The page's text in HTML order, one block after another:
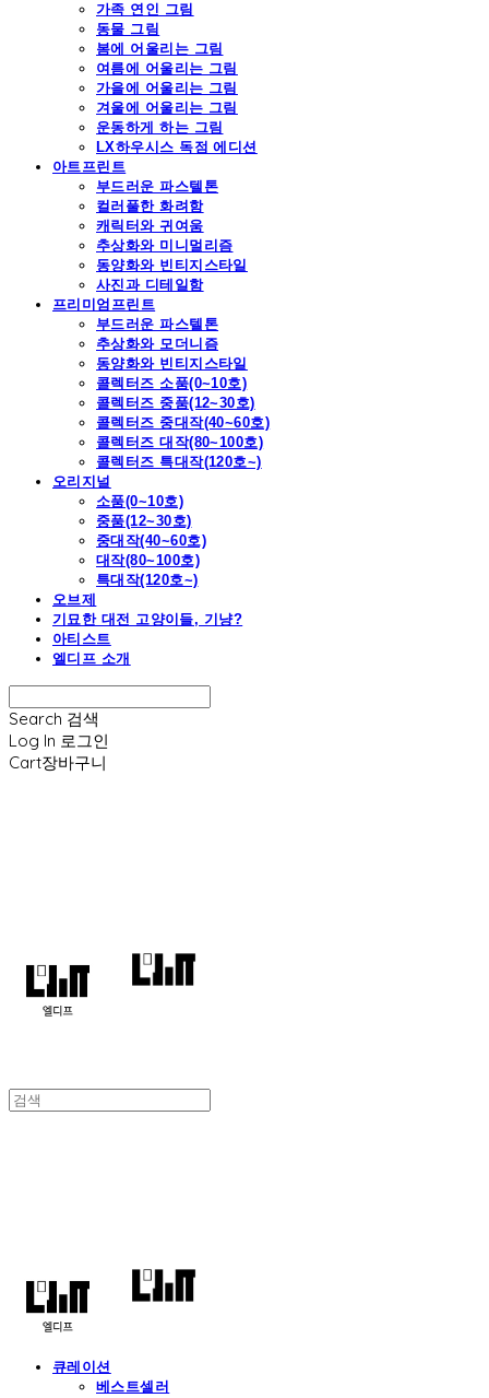
가족 연인 그림
동물 그림
봄에 어울리는 그림
여름에 어울리는 그림
가을에 어울리는 그림
겨울에 어울리는 그림
운동하게 하는 그림
LX하우시스 독점 에디션
아트프린트
부드러운 파스텔톤
컬러풀한 화려함
캐릭터와 귀여움
추상화와 미니멀리즘
동양화와 빈티지스타일
사진과 디테일함
프리미엄프린트
부드러운 파스텔톤
추상화와 모더니즘
동양화와 빈티지스타일
콜렉터즈 소품(0~10호)
콜렉터즈 중품(12~30호)
콜렉터즈 중대작(40~60호)
콜렉터즈 대작(80~100호)
콜렉터즈 특대작(120호~)
오리지널
소품(0~10호)
중품(12~30호)
중대작(40~60호)
대작(80~100호)
특대작(120호~)
오브제
기묘한 대전 고양이들, 기냥?
아티스트
엘디프 소개
Search 검색
Log In 로그인
Cart장바구니
큐레이션
베스트셀러